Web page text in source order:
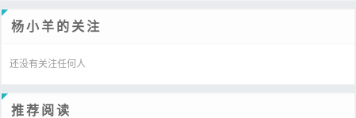
杨小羊的关注
还没有关注任何人
推荐阅读